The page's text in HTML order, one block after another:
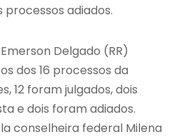
adiados.
Delgado (RR)
dos 16 processos da
12 foram julgados, dois
e dois foram adiados.
conselheira federal Milena